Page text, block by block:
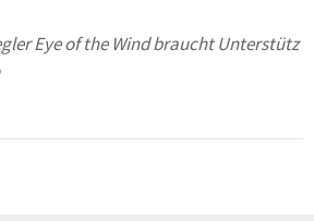
Eye of the Wind braucht Unterstütz